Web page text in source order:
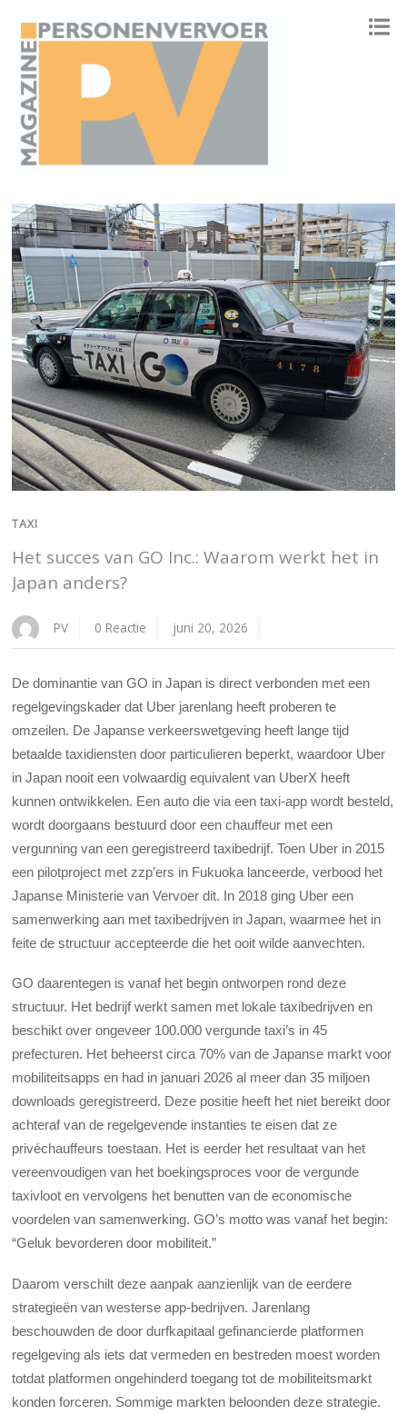
TAXI
Het succes van GO Inc.: Waarom werkt het in
Japan anders?
PV 0 Reactie juni 20, 2026
De dominantie van GO in Japan is direct verbonden met een
regelgevingskader dat Uber jarenlang heeft proberen te
omzeilen. De Japanse verkeerswetgeving heeft lange tijd
betaalde taxidiensten door particulieren beperkt, waardoor Uber
in Japan nooit een volwaardig equivalent van UberX heeft
kunnen ontwikkelen. Een auto die via een taxi-app wordt besteld,
wordt doorgaans bestuurd door een chauffeur met een
vergunning van een geregistreerd taxibedrijf. Toen Uber in 2015
een pilotproject met zzp’ers in Fukuoka lanceerde, verbood het
Japanse Ministerie van Vervoer dit. In 2018 ging Uber een
samenwerking aan met taxibedrijven in Japan, waarmee het in
feite de structuur accepteerde die het ooit wilde aanvechten.
GO daarentegen is vanaf het begin ontworpen rond deze
structuur. Het bedrijf werkt samen met lokale taxibedrijven en
beschikt over ongeveer 100.000 vergunde taxi’s in 45
prefecturen. Het beheerst circa 70% van de Japanse markt voor
mobiliteitsapps en had in januari 2026 al meer dan 35 miljoen
downloads geregistreerd. Deze positie heeft het niet bereikt door
achteraf van de regelgevende instanties te eisen dat ze
privéchauffeurs toestaan. Het is eerder het resultaat van het
vereenvoudigen van het boekingsproces voor de vergunde
taxivloot en vervolgens het benutten van de economische
voordelen van samenwerking. GO’s motto was vanaf het begin:
“Geluk bevorderen door mobiliteit.”
Daarom verschilt deze aanpak aanzienlijk van de eerdere
strategieën van westerse app-bedrijven. Jarenlang
beschouwden de door durfkapitaal gefinancierde platformen
regelgeving als iets dat vermeden en bestreden moest worden
totdat platformen ongehinderd toegang tot de mobiliteitsmarkt
konden forceren. Sommige markten beloonden deze strategie.